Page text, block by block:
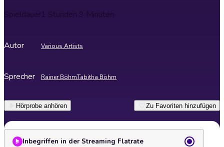
Spieldauer1 Stunden 9 Minuten
Autor Various Artists
Sprecher Rainer BöhmTabitha Böhm
Hörprobe anhören Zu Favoriten hinzufügen
Inbegriffen in der Streaming Flatrate